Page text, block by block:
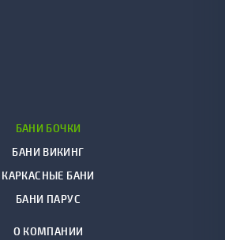
БАНИ БОЧКИ
БАНИ ВИКИНГ
КАРКАСНЫЕ БАНИ
БАНИ ПАРУС
О КОМПАНИИ